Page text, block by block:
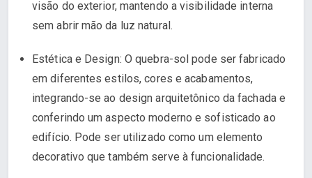
visão do exterior, mantendo a visibilidade interna
sem abrir mão da luz natural.
Estética e Design: O quebra-sol pode ser fabricado
em diferentes estilos, cores e acabamentos,
integrando-se ao design arquitetônico da fachada e
conferindo um aspecto moderno e sofisticado ao
edifício. Pode ser utilizado como um elemento
decorativo que também serve à funcionalidade.